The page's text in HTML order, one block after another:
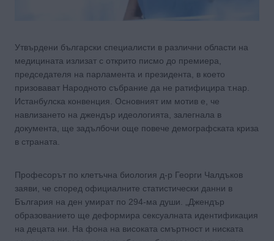
Утвърдени български специалисти в различни области на
медицината излизат с открито писмо до премиера,
председателя на парламента и президента, в което
призовават Народното събрание да не ратифицира т.нар.
Истанбулска конвенция. Основният им мотив е, че
навлизането на джендър идеологията, залегнала в
документа, ще задълбочи още повече демографската криза
в страната.
Професорът по клетъчна биология д-р Георги Чалдъков
заяви, че според официалните статистически данни в
България на ден умират по 294-ма души. „Джендър
образованието ще деформира сексуалната идентификация
на децата ни. На фона на високата смъртност и ниската